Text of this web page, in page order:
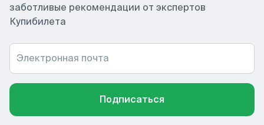
заботливые рекомендации от экспертов
Купибилета
Электронная почта
Подписаться